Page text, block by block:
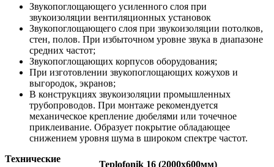
Звукопоглощающего усиленного слоя при
звукоизоляции вентиляционных установок
Звукопоглощающего слоя при звукоизоляции потолков,
стен, полов. При избыточном уровне звука в диапазоне
средних частот;
Звукопоглощающих корпусов оборудования;
При изготовлении звукопоглощающих кожухов и
выгородок, экранов;
В конструкциях звукоизоляции промышленных
трубопроводов. При монтаже рекомендуется
механическое крепление дюбелями или точечное
приклеивание. Образует покрытие обладающее
снижением уровня шума в широком спектре частот.
Технические
Teplofonik 16 (2000х600мм)